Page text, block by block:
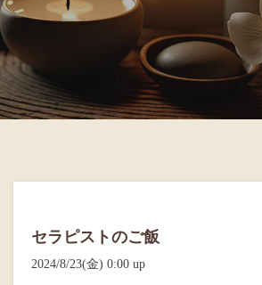
セラピストのご飯
2024/8/23(金) 0:00 up